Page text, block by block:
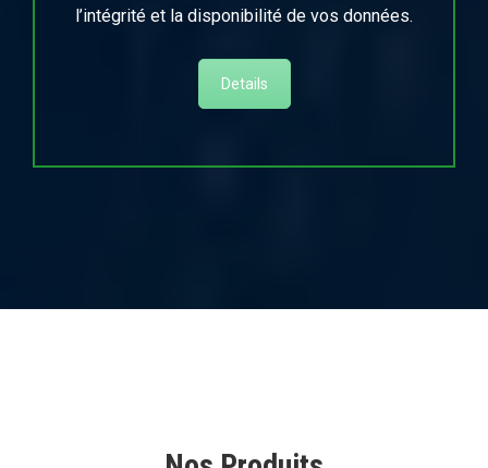
l’intégrité et la disponibilité de vos données.
Details